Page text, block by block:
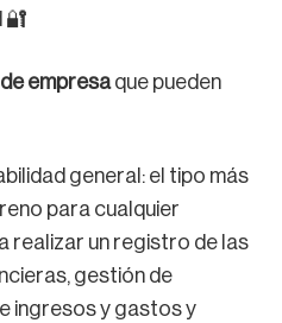
🔐
empresaque pueden
general: el tipo más
para cualquier
realizar un registro de las
gestión de
ingresos y gastos y